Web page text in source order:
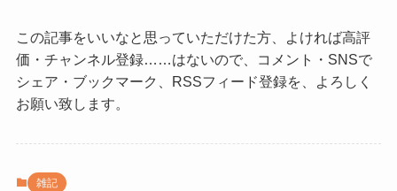
この記事をいいなと思っていただけた方、よければ高評
価・チャンネル登録……はないので、コメント・SNSで
シェア・ブックマーク、RSSフィード登録を、よろしく
お願い致します。
雑記